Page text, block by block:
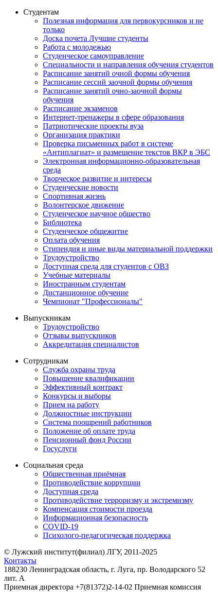
Студентам
Полезная информация для первокурсников и не
только
Доска почета Лучшие студенты
Работа с молодежью
Студенческое самоуправление
Специальности и направления обучения студентов
Расписание занятий очной формы обучения
Расписание сессий заочной формы обучения
Расписание занятий очно-заочной формы
обучения
Расписание экзаменов
Интернет-тренажеры в сфере образования
Патриотические проекты вуза
Организация практики
Проверка письменных работ в системе
«Антиплагиат» и размещение текстов ВКР в ЭБС
Электронная информационно-образовательная
среда
Творческое развитие и интересы
Студенческие новости
Спортивная жизнь
Волонтерское движение
Студенческое научное общество
Библиотека
Студенческое общежитие
Оплата обучения
Стипендия и иные виды материальной поддержки
Трудоустройство
Доступная среда для студентов с ОВЗ
Учебные материалы
Иностранным студентам
Дистанционное обучение
Чемпионат "Профессионалы"
Выпускникам
Трудоустройство
Отзывы выпускников
Аккредитация специалистов
Сотрудникам
Служба охраны труда
Повышение квалификации
Эффективный контракт
Конкурсы и выборы
Прием на работу
Должностные инструкции
Система поощрений работников
Положение об оплате труда
Пенсионный фонд России
Госуслуги
Социальная среда
Общественная приёмная
Противодействие коррупции
Доступная среда
Противодействие терроризму и экстремизму
Компенсация стоимости проезда
Информационная безопасность
COVID-19
Психолого-педагогическая поддержка
© Лужский институт(филиал) ЛГУ, 2011-2025
Контакты
188230 Ленинградская область, г. Луга, пр. Володарского 52
лит. А
Приемная директора +7(81372)2-14-02 Приемная комиссия